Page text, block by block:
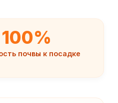
100%
почвы к посадке